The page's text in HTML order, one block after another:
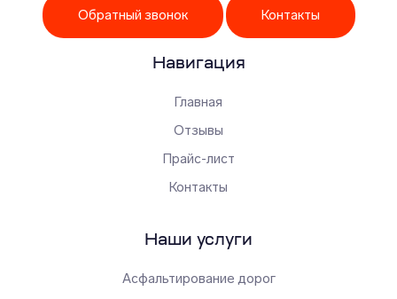
Обратный звонок Контакты
Навигация
Главная
Отзывы
Прайс-лист
Контакты
Наши услуги
Асфальтирование дорог